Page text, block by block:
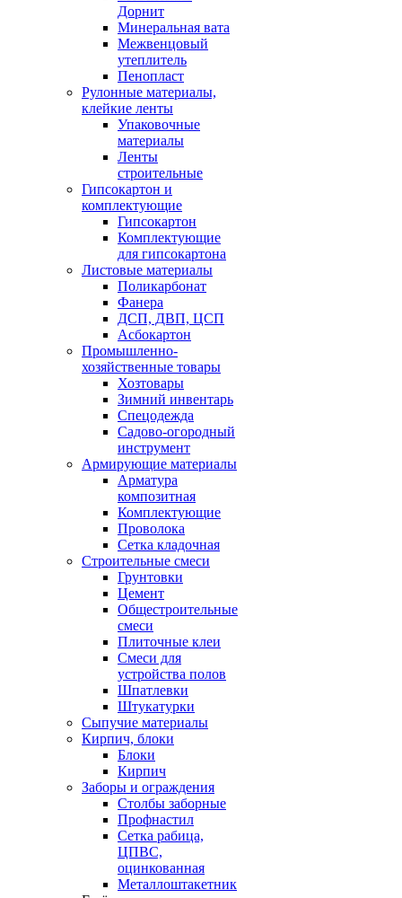
Дорнит
Минеральная вата
Межвенцовый
утеплитель
Пенопласт
Рулонные материалы,
клейкие ленты
Упаковочные
материалы
Ленты
строительные
Гипсокартон и
комплектующие
Гипсокартон
Комплектующие
для гипсокартона
Листовые материалы
Поликарбонат
Фанера
ДСП, ДВП, ЦСП
Асбокартон
Промышленно-
хозяйственные товары
Хозтовары
Зимний инвентарь
Спецодежда
Садово-огородный
инструмент
Армирующие материалы
Арматура
композитная
Комплектующие
Проволока
Сетка кладочная
Строительные смеси
Грунтовки
Цемент
Общестроительные
смеси
Плиточные клеи
Смеси для
устройства полов
Шпатлевки
Штукатурки
Сыпучие материалы
Кирпич, блоки
Блоки
Кирпич
Заборы и ограждения
Столбы заборные
Профнастил
Сетка рабица,
ЦПВС,
оцинкованная
Металлоштакетник